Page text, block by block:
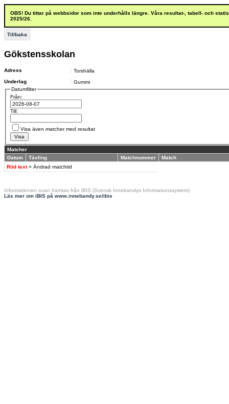
OBS! Du tittar på webbsidor som inte underhålls längre. Våra resultat-, tabell- och
2025/26.
Tillbaka
Gökstensskolan
Adress
Torshälla
Underlag
Gummi
Datumfilter
Från:
Till:
Visa även matcher med resultat
Matcher
Datum
Tävling Matchnummer
Match
Röd text = Ändrad matchtid
Informationen ovan hämtas från iBIS (Svensk Innebandys Informationssystem)
Läs mer om iBIS på www.innebandy.se/ibis